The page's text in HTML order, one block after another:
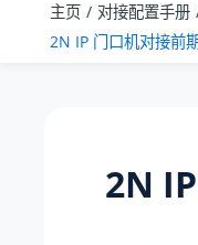
主页 对接配置手册
2N IP 门口机对接前
2N